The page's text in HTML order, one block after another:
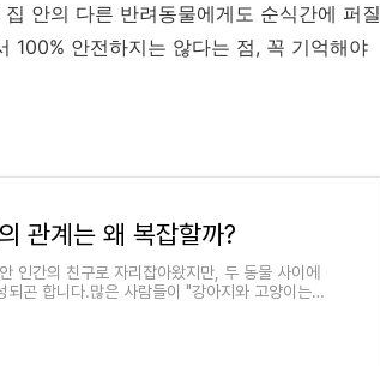
안의 다른 반려동물에게도 순식간에 퍼질
100% 안전하지는 않다는 점, 꼭 기억해야
관계는 왜 복잡할까?
인간의 친구로 자리잡아왔지만, 두 동물 사이에
되곤 합니다.많은 사람들이 "강아지와 고양이는